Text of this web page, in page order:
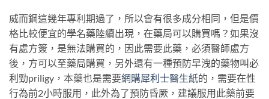
威而鋼這幾年專利期過了，所以會有很多成分相同，但是價
格比較便宜的學名藥陸續出現，在藥局可以購買嗎？如果沒
有處方簽，是無法購買的，因此需要此藥，必須醫師處方
後，方可以至藥局購買，另外還有一種預防早洩的藥物叫必
利勁priligy，本藥也是需要網購犀利士醫生紙的，需要在性
行為前2小時服用，此外為了預防昏厥，建議服用此藥前要